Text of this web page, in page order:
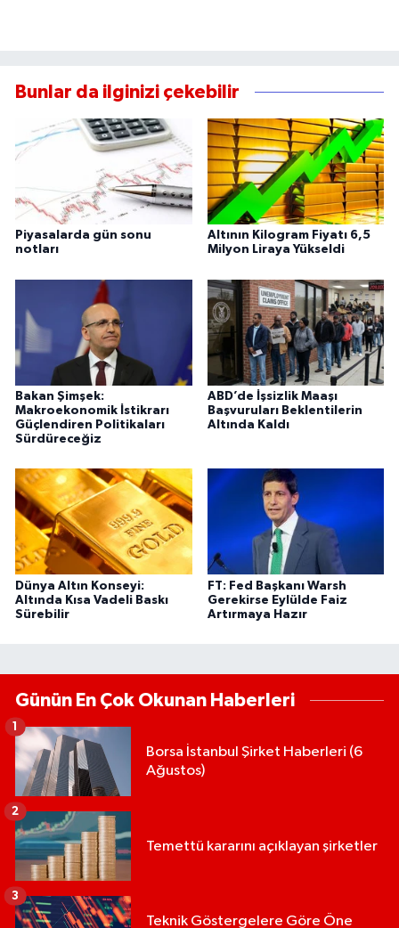
Bunlar da ilginizi çekebilir
Piyasalarda gün sonu
notları
Altının Kilogram Fiyatı 6,5
Milyon Liraya Yükseldi
Bakan Şimşek:
Makroekonomik İstikrarı
Güçlendiren Politikaları
Sürdüreceğiz
ABD’de İşsizlik Maaşı
Başvuruları Beklentilerin
Altında Kaldı
Dünya Altın Konseyi:
Altında Kısa Vadeli Baskı
Sürebilir
FT: Fed Başkanı Warsh
Gerekirse Eylülde Faiz
Artırmaya Hazır
Günün En Çok Okunan Haberleri
Borsa İstanbul Şirket Haberleri (6
Ağustos)
1
Temettü kararını açıklayan şirketler
2
Teknik Göstergelere Göre Öne
3